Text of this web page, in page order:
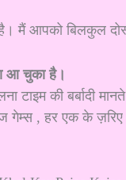
मैं आपको बिलकुल
आ चुका है।
टाइम की बर्बादी
गेम्स , हर एक के